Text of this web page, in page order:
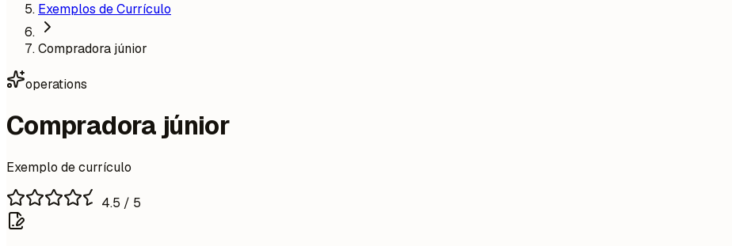
Exemplos de Currículo
Compradora júnior
operations
Compradora júnior
Exemplo de currículo
4.5 / 5